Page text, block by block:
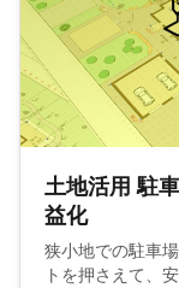
土地活用 駐
益化
狭小地での駐車
トを押さえて、